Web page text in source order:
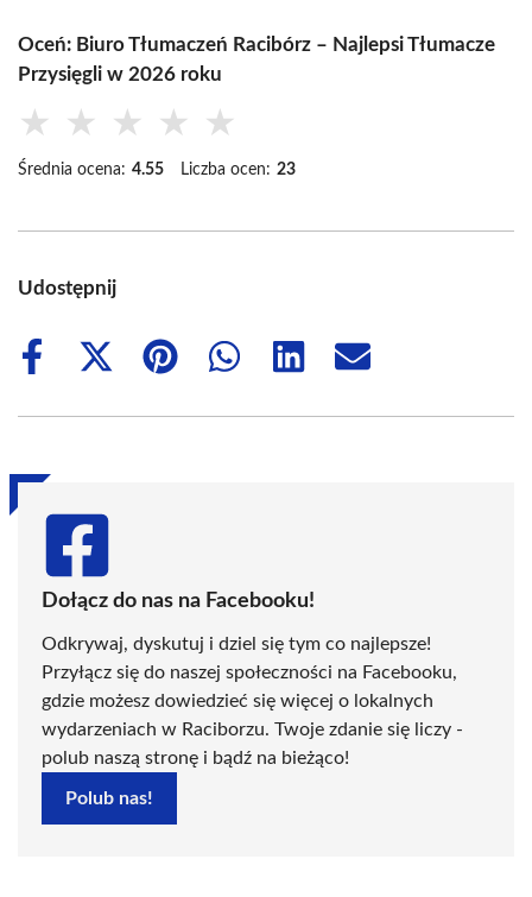
Oceń: Biuro Tłumaczeń Racibórz – Najlepsi Tłumacze
Przysięgli w 2026 roku
★ ★ ★ ★ ★
Średnia ocena: 4.55 Liczba ocen: 23
Udostępnij
Share
Share
(Twitter)
Share
Share
Share
Share
Dołącz do nas na Facebooku!
Odkrywaj, dyskutuj i dziel się tym co najlepsze!
Przyłącz się do naszej społeczności na Facebooku,
gdzie możesz dowiedzieć się więcej o lokalnych
wydarzeniach w Raciborzu. Twoje zdanie się liczy -
polub naszą stronę i bądź na bieżąco!
Polub nas!